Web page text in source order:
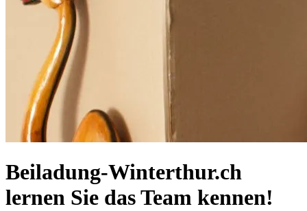
Beiladung-Winterthur.ch
lernen Sie das Team kennen!